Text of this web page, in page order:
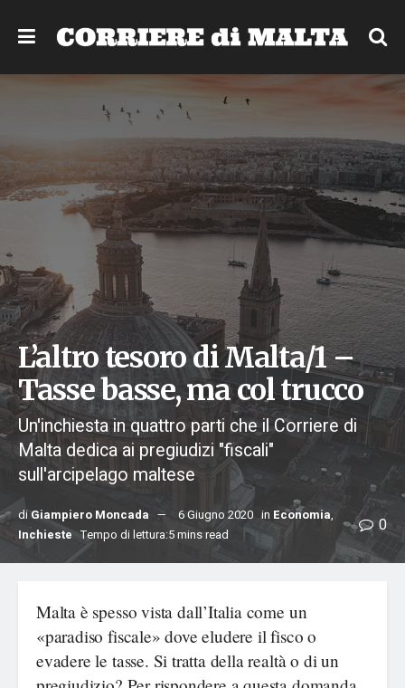
L’altro tesoro di Malta/1 –
Tasse basse, ma col trucco
Un'inchiesta in quattro parti che il Corriere di
Malta dedica ai pregiudizi "fiscali"
sull'arcipelago maltese
diGiampiero Moncada 6 Giugno 2020 in Economia,
Inchieste Tempo di lettura:5 mins read 0
Malta è spesso vista dall’Italia come un
«paradiso fiscale» dove eludere il fisco o
evadere le tasse. Si tratta della realtà o di un